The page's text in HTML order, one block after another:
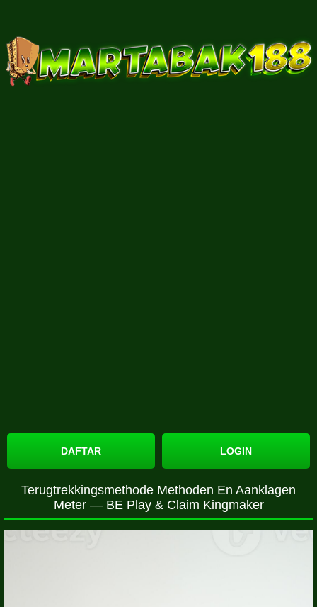
DAFTAR LOGIN
Terugtrekkingsmethode Methoden En Aanklagen
Meter — BE Play & Claim Kingmaker